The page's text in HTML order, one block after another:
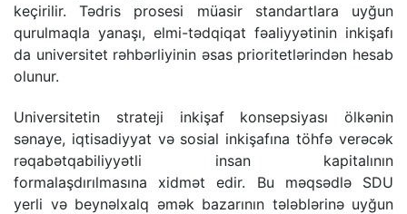
keçirilir. Tədris prosesi müasir standartlara uyğun
qurulmaqla yanaşı, elmi-tədqiqat fəaliyyətinin inkişafı
da universitet rəhbərliyinin əsas prioritetlərindən hesab
olunur.
Universitetin strateji inkişaf konsepsiyası ölkənin
sənaye, iqtisadiyyat və sosial inkişafına töhfə verəcək
rəqabətqabiliyyətli insan kapitalının
formalaşdırılmasına xidmət edir. Bu məqsədlə SDU
yerli və beynəlxalq əmək bazarının tələblərinə uyğun